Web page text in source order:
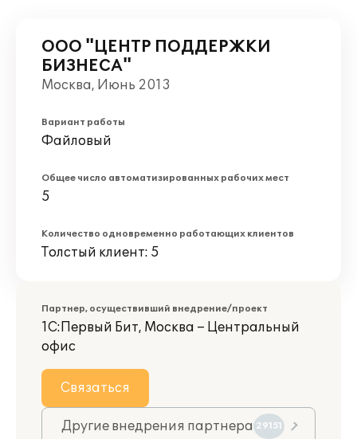
ООО "ЦЕНТР ПОДДЕРЖКИ
БИЗНЕСА"
Москва, Июнь 2013
Вариант работы
Файловый
Общее число автоматизированных рабочих мест
5
Количество одновременно работающих клиентов
Толстый клиент: 5
Партнер, осуществивший внедрение/проект
1С:Первый Бит, Москва – Центральный
офис
Связаться
Другие внедрения партнера 29151